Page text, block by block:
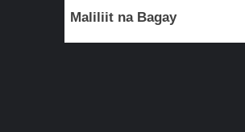
Maliliit na Bagay